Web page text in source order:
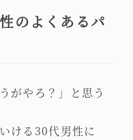
のよくあるパ
がやろ？」と思う
ける30代男性に